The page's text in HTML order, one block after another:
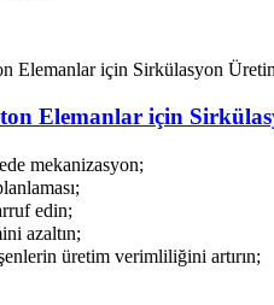
Elemanlar için
mekanizasyon;
edin;
azaltın;
üretim verimliliğini artırın;